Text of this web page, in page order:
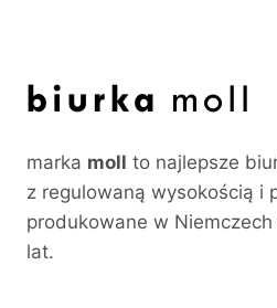
marka moll to najlepsze
z regulowaną wysokością i
produkowane w
lat.